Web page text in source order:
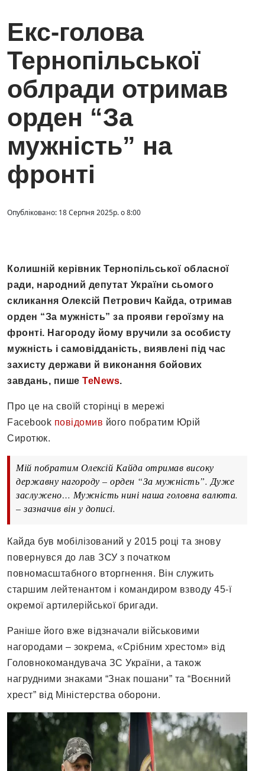
Екс-голова
Тернопільської
облради отримав
орден “За
мужність” на
фронті
Опубліковано: 18 Серпня 2025р. о 8:00
Колишній керівник Тернопільської обласної
ради, народний депутат України сьомого
скликання Олексій Петрович Кайда, отримав
орден “За мужність” за прояви героїзму на
фронті. Нагороду йому вручили за особисту
мужність і самовідданість, виявлені під час
захисту держави й виконання бойових
завдань, пише TeNews.
Про це на своїй сторінці в мережі
Facebook повідомив його побратим Юрій
Сиротюк.
Мій побратим Олексій Кайда отримав високу
державну нагороду – орден “За мужність”. Дуже
заслужено… Мужність нині наша головна валюта.
– зазначив він у дописі.
Кайда був мобілізований у 2015 році та знову
повернувся до лав ЗСУ з початком
повномасштабного вторгнення. Він служить
старшим лейтенантом і командиром взводу 45-ї
окремої артилерійської бригади.
Раніше його вже відзначали військовими
нагородами – зокрема, «Срібним хрестом» від
Головнокомандувача ЗС України, а також
нагрудними знаками “Знак пошани” та “Воєнний
хрест” від Міністерства оборони.